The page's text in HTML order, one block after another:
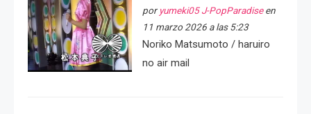
por yumeki05 J-PopParadiseen
11 marzo 2026 a las 5:23
Noriko Matsumoto / haruiro
no air mail